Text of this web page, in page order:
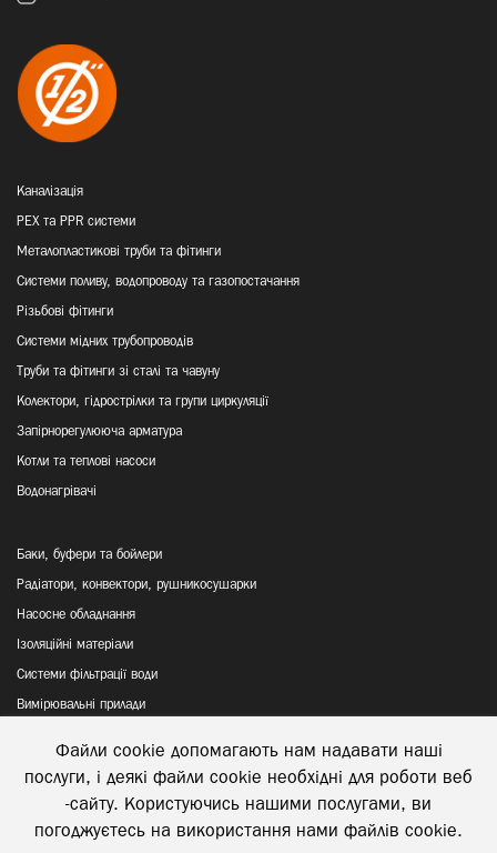
Файли cookie допомагають нам надавати наші
послуги, і деякі файли cookie необхідні для роботи веб
-сайту. Користуючись нашими послугами, ви
погоджуєтесь на використання нами файлів cookie.
Каналізація
PEX та PPR системи
Металопластикові труби та фітинги
Системи поливу, водопроводу та газопостачання
Різьбові фітинги
Системи мідних трубопроводів
Труби та фітинги зі сталі та чавуну
Колектори, гідрострілки та групи циркуляції
Запірнорегулююча арматура
Котли та теплові насоси
Водонагрівачі
Баки, буфери та бойлери
Радіатори, конвектори, рушникосушарки
Насосне обладнання
Ізоляційні матеріали
Системи фільтрації води
Вимірювальні прилади
Політика конфіденційності
Відправка та повернення товару